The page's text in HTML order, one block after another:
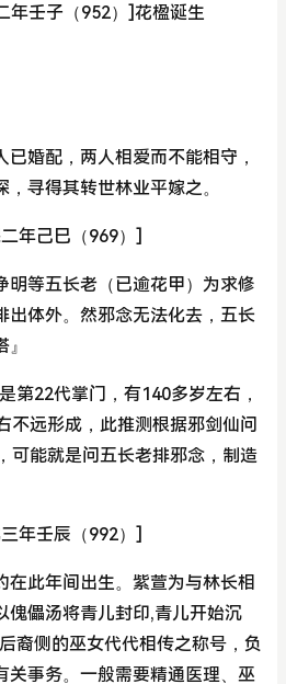
年壬子（952）]花楹诞生
婚配，两人相爱而不能相守，
寻得其转世林业平嫁之。
年己巳（969）]
明等五长老（已逾花甲）为求修
出体外。然邪念无法化去，五长
第22代掌门，有140多岁左右，
不远形成，此推测根据邪剑仙问
可能就是问五长老排邪念，制造
年壬辰（992）]
在此年间出生。紫萱为与林长相
傀儡汤将青儿封印,青儿开始沉
裔侧的巫女代代相传之称号，负
关事务。一般需要精通医理、巫